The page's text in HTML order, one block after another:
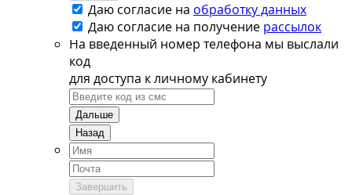
Даю согласие на обработку данных
Даю согласие на получение рассылок
На введенный номер телефона мы выслали
код
для доступа к личному кабинету
Дальше
Назад
Завершить